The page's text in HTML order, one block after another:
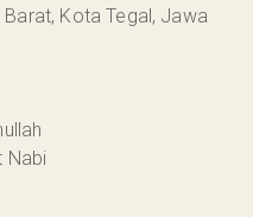
Kota Tegal, Jawa
Nabi